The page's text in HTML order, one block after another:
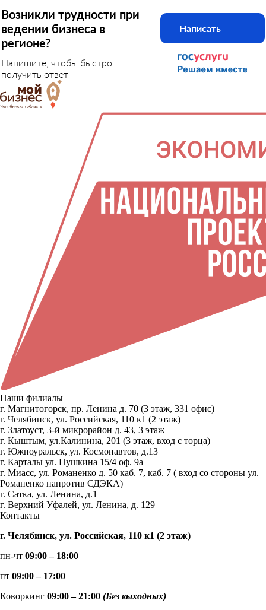
Возникли трудности при
ведении бизнеса в
регионе?
Напишите, чтобы быстро
получить ответ
Написать
Наши филиалы
г. Магнитогорск, пр. Ленина д. 70 (3 этаж, 331 офис)
г. Челябинск, ул. Российская, 110 к1 (2 этаж)
г. Златоуст, 3-й микрорайон д. 43, 3 этаж
г. Кыштым, ул.Калинина, 201 (3 этаж, вход с торца)
г. Южноуральск, ул. Космонавтов, д.13
г. Карталы ул. Пушкина 15/4 оф. 9а
г. Миасс, ул. Романенко д. 50 каб. 7, каб. 7 ( вход со стороны ул.
Романенко напротив СДЭКА)
г. Сатка, ул. Ленина, д.1
г. Верхний Уфалей, ул. Ленина, д. 129
Контакты
г. Челябинск, ул. Российская, 110 к1 (2 этаж)
пн-чт 09:00 – 18:00
пт 09:00 – 17:00
Коворкинг 09:00 – 21:00 (Без выходных)